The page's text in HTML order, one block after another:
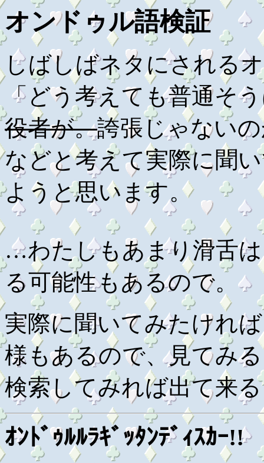
オンドゥル語検証
しばしばネタにされる
「どう考えても普通そ
役者が。誇張じゃない
などと考えて実際に聞
ようと思います。
…わたしもあまり滑舌
る可能性もあるので。
実際に聞いてみたけれ
様もあるので、見てみ
検索してみれば出て来
ｵﾝﾄﾞｩﾙﾙﾗｷﾞｯﾀﾝﾃﾞｨｽｶｰ!!